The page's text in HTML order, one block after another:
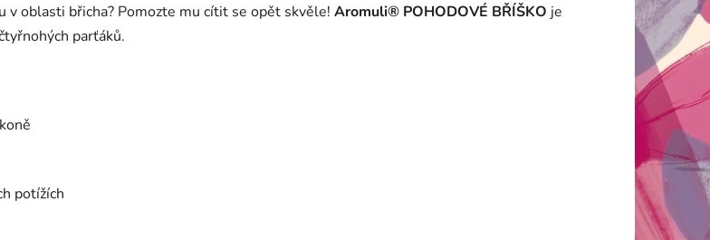
v oblasti břicha? Pomozte mu cítit se opět skvěle! Aromuli® POHODOVÉ BŘÍŠKO je
parťáků.
potížích